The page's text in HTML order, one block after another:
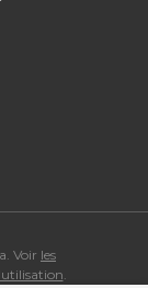
Voir les